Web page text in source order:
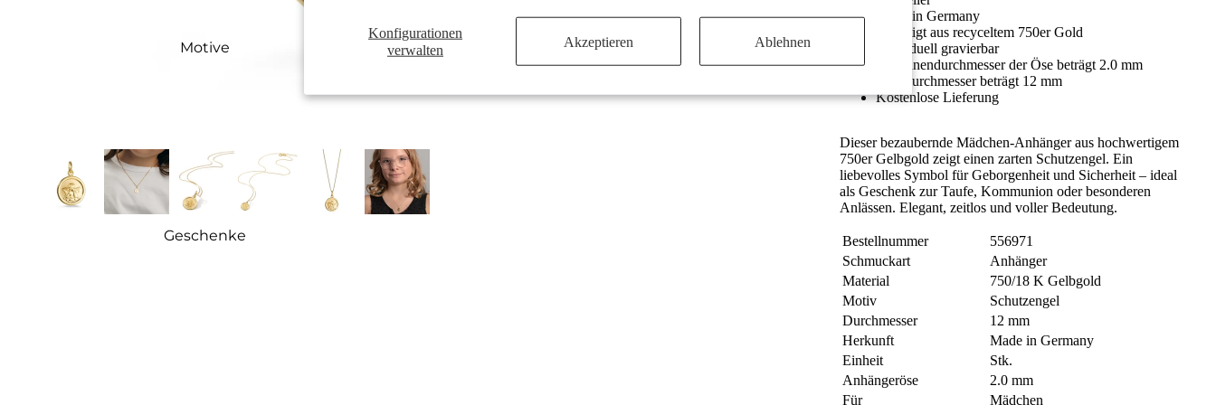
Konfigurationen
verwalten
Akzeptieren Ablehnen
Motive
Geschenke
Made in Germany
Gefertigt aus recyceltem 750er Gold
Individuell gravierbar
Der Innendurchmesser der Öse beträgt 2.0 mm
Der Durchmesser beträgt 12 mm
Kostenlose Lieferung
Dieser bezaubernde Mädchen-Anhänger aus hochwertigem
750er Gelbgold zeigt einen zarten Schutzengel. Ein
liebevolles Symbol für Geborgenheit und Sicherheit – ideal
als Geschenk zur Taufe, Kommunion oder besonderen
Anlässen. Elegant, zeitlos und voller Bedeutung.
Bestellnummer
556971
Schmuckart
Anhänger
Material
750/18 K Gelbgold
Motiv
Schutzengel
Durchmesser
12 mm
Herkunft
Made in Germany
Einheit
Stk.
Anhängeröse
2.0 mm
Für
Mädchen